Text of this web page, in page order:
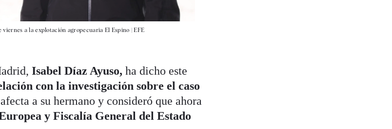
a la explotación agropecuaria El Espino |EFE
Isabel Díaz Ayuso, ha dicho este
con la investigación sobre el caso
a su hermano y consideró que ahora
y Fiscalía General del Estado